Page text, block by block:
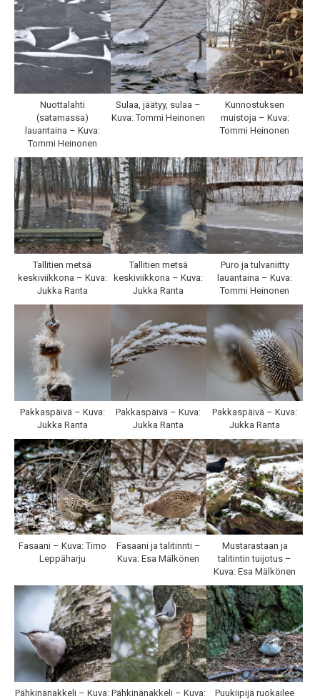
Nuottalahti
(satamassa)
lauantaina – Kuva:
Tommi Heinonen
Sulaa, jäätyy, sulaa –
Kuva: Tommi Heinonen
Kunnostuksen
muistoja – Kuva:
Tommi Heinonen
Tallitien metsä
keskiviikkona – Kuva:
Jukka Ranta
Tallitien metsä
keskiviikkona – Kuva:
Jukka Ranta
Puro ja tulvaniitty
lauantaina – Kuva:
Tommi Heinonen
Pakkaspäivä – Kuva:
Jukka Ranta
Pakkaspäivä – Kuva:
Jukka Ranta
Pakkaspäivä – Kuva:
Jukka Ranta
Fasaani – Kuva: Timo
Leppäharju
Fasaani ja talitinnti –
Kuva: Esa Mälkönen
Mustarastaan ja
talitintin tuijotus –
Kuva: Esa Mälkönen
Pähkinänakkeli – Kuva: Pähkinänakkeli – Kuva:
Puukiipijä ruokailee